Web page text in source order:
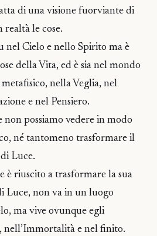
di una visione fuorviante di
realtà le cose.
nel Cielo e nello Spirito ma è
della Vita, ed è sia nel mondo
nella Veglia, nel
e nel Pensiero.
non possiamo vedere in modo
né tantomeno trasformare il
Luce.
è riuscito a trasformare la sua
Luce, non va in un luogo
ma vive ovunque egli
nell’Immortalità e nel finito.